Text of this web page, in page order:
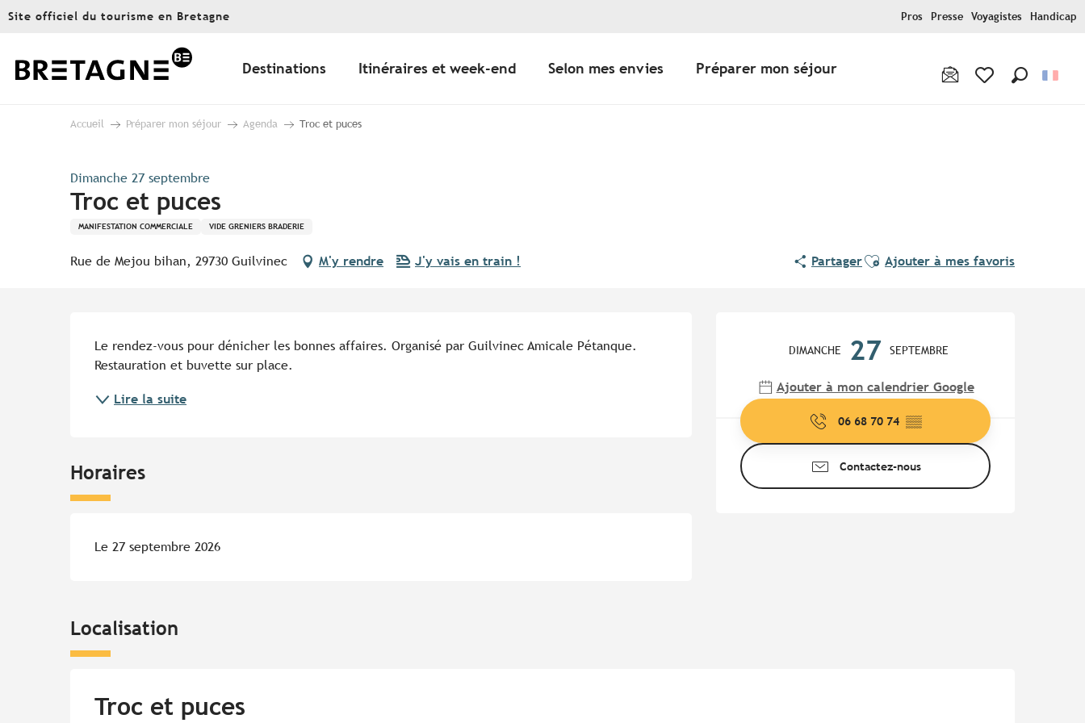
Aller
principal
Site officiel du tourisme en Bretagne Pros Presse Voyagistes Handicap
Destinations Itinéraires et week-end Selon mes envies Préparer mon séjour
Accueil Préparer mon séjour Agenda Troc et puces
Dimanche 27 septembre
Troc et puces
MANIFESTATION COMMERCIALE VIDE GRENIERS BRADERIE
Rue de Mejou bihan, 29730 Guilvinec M'y rendre J'y vais en train ! PartagerAjouter aux favoris
Ajouter à mes favoris
DIMANCHE 27 SEPTEMBRE
Ajouter à mon calendrier Google
06 68 70 74 ▒▒
Contactez-nous
Le rendez-vous pour dénicher les bonnes affaires. Organisé par Guilvinec Amicale Pétanque.
Restauration et buvette sur place.
Lire la suite
Horaires
Le 27 septembre 2026
Localisation
Troc et puces